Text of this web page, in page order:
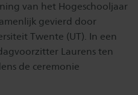
van het Hogeschooljaar
gevierd door
Twente (UT). In een
Laurens ten
de ceremonie